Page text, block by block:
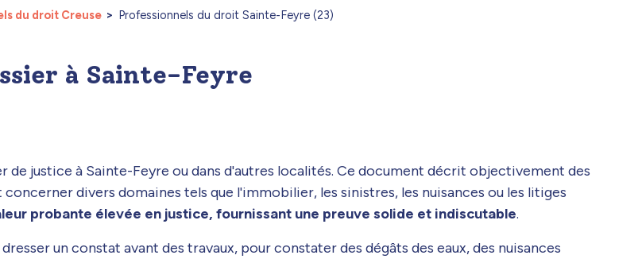
du droit Creuse Professionnels du droit Sainte-Feyre (23)
à Sainte-Feyre
de justice à Sainte-Feyre ou dans d'autres localités. Ce document décrit objectivement des
divers domaines tels que l'immobilier, les sinistres, les nuisances ou les litiges
probante élevée en justice, fournissant une preuve solide et indiscutable.
un constat avant des travaux, pour constater des dégâts des eaux, des nuisances